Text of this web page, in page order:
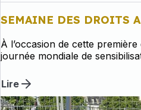
SEMAINE DES DROITS
À l’occasion de cette
journée mondiale de
d’animations pour promouvoir
Bus, TAD, HandiQUB, VéloQUB.
Lire